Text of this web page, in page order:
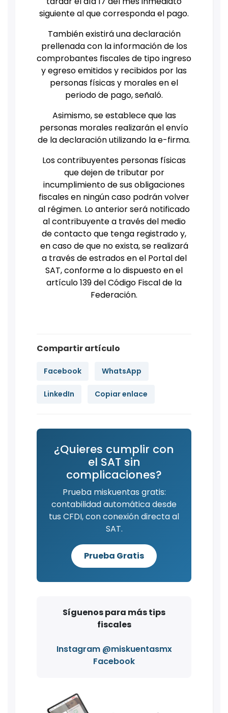
siguiente al que corresponda el pago.
También existirá una declaración
prellenada con la información de los
comprobantes fiscales de tipo ingreso
y egreso emitidos y recibidos por las
personas físicas y morales en el
periodo de pago, señaló.
Asimismo, se establece que las
personas morales realizarán el envío
de la declaración utilizando la e-firma.
Los contribuyentes personas físicas
que dejen de tributar por
incumplimiento de sus obligaciones
fiscales en ningún caso podrán volver
al régimen. Lo anterior será notificado
al contribuyente a través del medio
de contacto que tenga registrado y,
en caso de que no exista, se realizará
a través de estrados en el Portal del
SAT, conforme a lo dispuesto en el
artículo 139 del Código Fiscal de la
Federación.
Compartir artículo
Facebook WhatsApp
LinkedIn Copiar enlace
¿Quieres cumplir con
el SAT sin
complicaciones?
Prueba miskuentas gratis:
contabilidad automática desde
tus CFDI, con conexión directa al
SAT.
Prueba Gratis
Síguenos para más tips
fiscales
Instagram @miskuentasmx
Facebook